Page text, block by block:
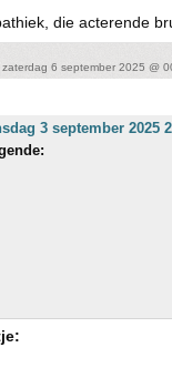
die acterende
zaterdag 6 september 2025 @
3 september 2025